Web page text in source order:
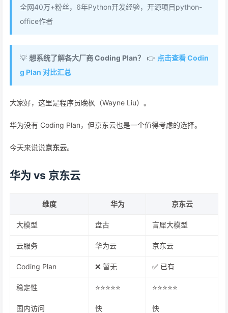
全网40万+粉丝，6年Python开发经验，开源项目python-
office作者
💡 想系统了解各大厂商 Coding Plan？ 👉 点击查看 Codin
g Plan 对比汇总
大家好，这里是程序员晚枫（Wayne Liu）。
华为没有 Coding Plan，但京东云也是一个值得考虑的选择。
今天来说说京东云。
华为 vs 京东云
维度 华为 京东云
大模型 盘古 言犀大模型
云服务 华为云 京东云
Coding Plan ❌ 暂无 ✅ 已有
稳定性 ⭐⭐⭐⭐⭐ ⭐⭐⭐⭐⭐
国内访问 快 快